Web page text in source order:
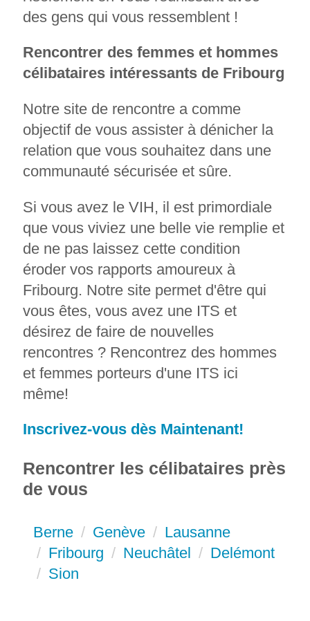
des gens qui vous ressemblent !
Rencontrer des femmes et hommes
célibataires intéressants de Fribourg
Notre site de rencontre a comme
objectif de vous assister à dénicher la
relation que vous souhaitez dans une
communauté sécurisée et sûre.
Si vous avez le VIH, il est primordiale
que vous viviez une belle vie remplie et
de ne pas laissez cette condition
éroder vos rapports amoureux à
Fribourg. Notre site permet d'être qui
vous êtes, vous avez une ITS et
désirez de faire de nouvelles
rencontres ? Rencontrez des hommes
et femmes porteurs d'une ITS ici
même!
Inscrivez-vous dès Maintenant!
Rencontrer les célibataires près
de vous
Berne Genève
Lausanne
Fribourg
Neuchâtel
Delémont
Sion